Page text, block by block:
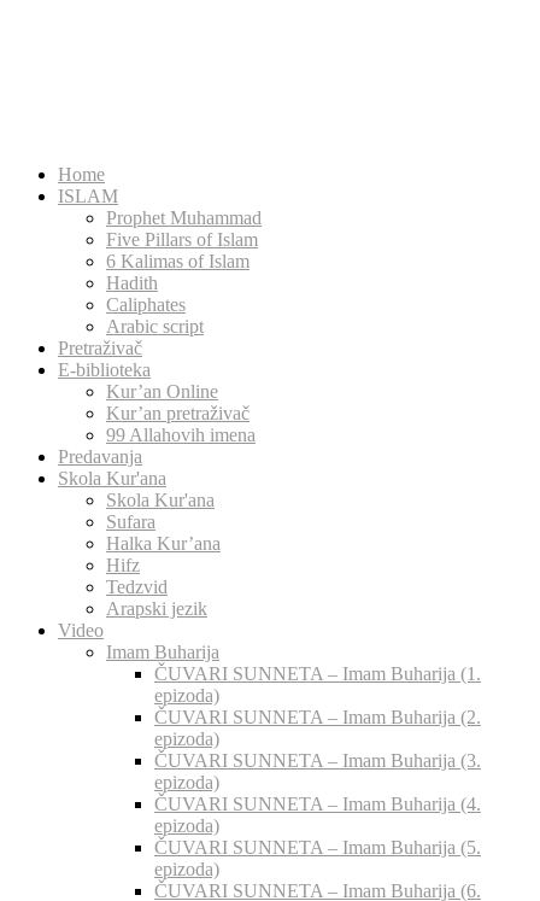
Home
ISLAM
Prophet Muhammad
Five Pillars of Islam
6 Kalimas of Islam
Hadith
Caliphates
Arabic script
Pretraživač
E-biblioteka
Kur’an Online
Kur’an pretraživač
99 Allahovih imena
Predavanja
Skola Kur'ana
Skola Kur'ana
Sufara
Halka Kur’ana
Hifz
Tedzvid
Arapski jezik
Video
Imam Buharija
ČUVARI SUNNETA – Imam Buharija (1.
epizoda)
ČUVARI SUNNETA – Imam Buharija (2.
epizoda)
ČUVARI SUNNETA – Imam Buharija (3.
epizoda)
ČUVARI SUNNETA – Imam Buharija (4.
epizoda)
ČUVARI SUNNETA – Imam Buharija (5.
epizoda)
ČUVARI SUNNETA – Imam Buharija (6.